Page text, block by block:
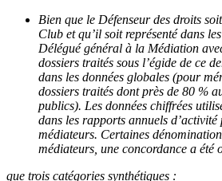
Bien que le Défenseur des droits
Club et qu’il soit représenté dans
Délégué général à la Médiation
dossiers traités sous l’égide de ce
dans les données globales (pour
dossiers traités dont près de 80 %
publics). Les données chiffrées
dans les rapports annuels
médiateurs. Certaines
médiateurs, une concordance a été
que trois catégories synthétiques :